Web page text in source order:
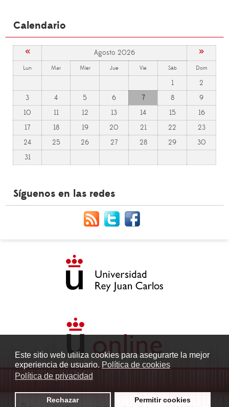
Este sitio web utiliza cookies para asegurarte la mejor
experiencia de usuario. Política de cookies
Política de privacidad
Rechazar Permitir cookies
Calendario
« Agosto 2026 »
Lun Mar Mier Jue Vie Sáb Dom
1
2
3
4 5 6 7 8
9
10
11 12 13 14 15
16
17
18 19 20 21 22
23
24
25 26 27 28 29
30
31
Síguenos en las redes